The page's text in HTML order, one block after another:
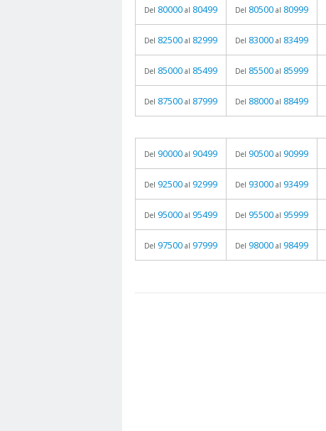
Del 80000 al 80499 Del 80500 al 80999
Del 82500 al 82999 Del 83000 al 83499
Del 85000 al 85499 Del 85500 al 85999
Del 87500 al 87999 Del 88000 al 88499
Del 90000 al 90499 Del 90500 al 90999
Del 92500 al 92999 Del 93000 al 93499
Del 95000 al 95499 Del 95500 al 95999
Del 97500 al 97999 Del 98000 al 98499